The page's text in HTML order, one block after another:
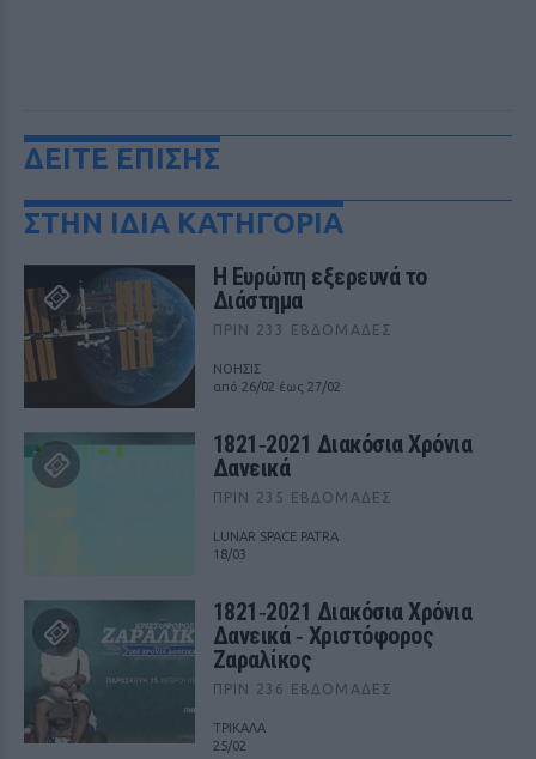
ΔΕΙΤΕ ΕΠΙΣΗΣ
ΣΤΗΝ ΙΔΙΑ ΚΑΤΗΓΟΡΙΑ
Η Ευρώπη εξερευνά το
Διάστημα
ΠΡΙΝ 233 ΕΒΔΟΜΆΔΕΣ
ΝΟΗΣΙΣ
από 26/02 έως 27/02
1821‑2021 Διακόσια Χρόνια
Δανεικά
ΠΡΙΝ 235 ΕΒΔΟΜΆΔΕΣ
LUNAR SPACE PATRA
18/03
1821‑2021 Διακόσια Χρόνια
Δανεικά ‑ Χριστόφορος
Ζαραλίκος
ΠΡΙΝ 236 ΕΒΔΟΜΆΔΕΣ
ΤΡΙΚΑΛΑ
25/02